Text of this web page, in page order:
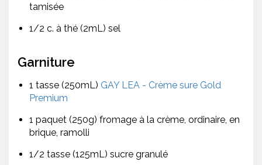
tamisée
1/2 c. à thé (2mL) sel
Garniture
1 tasse (250mL) GAY LEA - Crème sure Gold
Premium
1 paquet (250g) fromage à la crème, ordinaire, en
brique, ramolli
1/2 tasse (125mL) sucre granulé